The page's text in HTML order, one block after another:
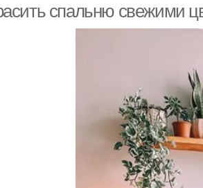
спальню свежими